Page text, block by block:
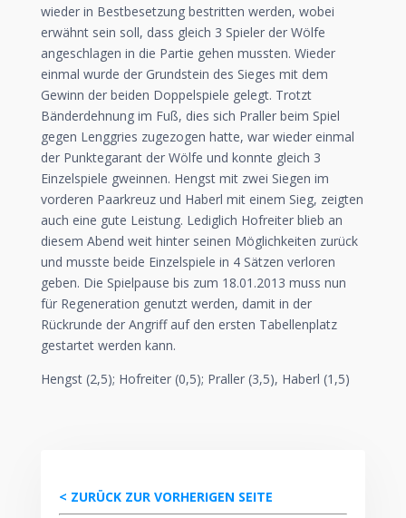
wieder in Bestbesetzung bestritten werden, wobei
erwähnt sein soll, dass gleich 3 Spieler der Wölfe
angeschlagen in die Partie gehen mussten. Wieder
einmal wurde der Grundstein des Sieges mit dem
Gewinn der beiden Doppelspiele gelegt. Trotzt
Bänderdehnung im Fuß, dies sich Praller beim Spiel
gegen Lenggries zugezogen hatte, war wieder einmal
der Punktegarant der Wölfe und konnte gleich 3
Einzelspiele gweinnen. Hengst mit zwei Siegen im
vorderen Paarkreuz und Haberl mit einem Sieg, zeigten
auch eine gute Leistung. Lediglich Hofreiter blieb an
diesem Abend weit hinter seinen Möglichkeiten zurück
und musste beide Einzelspiele in 4 Sätzen verloren
geben. Die Spielpause bis zum 18.01.2013 muss nun
für Regeneration genutzt werden, damit in der
Rückrunde der Angriff auf den ersten Tabellenplatz
gestartet werden kann.
Hengst (2,5); Hofreiter (0,5); Praller (3,5), Haberl (1,5)
< ZURÜCK ZUR VORHERIGEN SEITE